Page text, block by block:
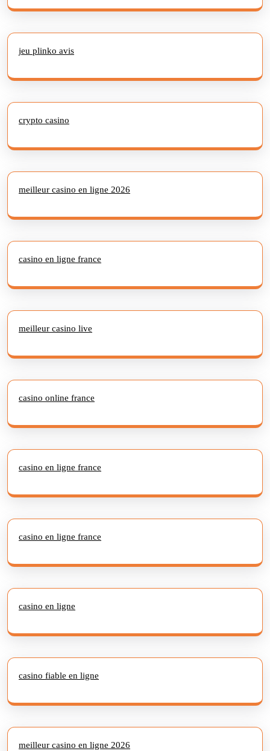
jeu plinko avis
crypto casino
meilleur casino en ligne 2026
casino en ligne france
meilleur casino live
casino online france
casino en ligne france
casino en ligne france
casino en ligne
casino fiable en ligne
meilleur casino en ligne 2026